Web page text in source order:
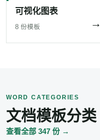
可视化图表
8 份模板 →
WORD CATEGORIES
文档模板分类
查看全部 347 份 →